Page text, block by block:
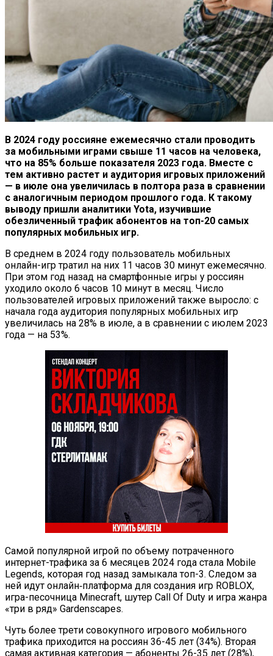
В 2024 году россияне ежемесячно стали проводить
за мобильными играми свыше 11 часов на человека,
что на 85% больше показателя 2023 года. Вместе с
тем активно растет и аудитория игровых приложений
— в июле она увеличилась в полтора раза в сравнении
с аналогичным периодом прошлого года. К такому
выводу пришли аналитики Yota, изучившие
обезличенный трафик абонентов на топ-20 самых
популярных мобильных игр.
В среднем в 2024 году пользователь мобильных
онлайн-игр тратил на них 11 часов 30 минут ежемесячно.
При этом год назад на смартфонные игры у россиян
уходило около 6 часов 10 минут в месяц. Число
пользователей игровых приложений также выросло: с
начала года аудитория популярных мобильных игр
увеличилась на 28% в июле, а в сравнении с июлем 2023
года — на 53%.
Самой популярной игрой по объему потраченного
интернет-трафика за 6 месяцев 2024 года стала Mobile
Legends, которая год назад замыкала топ-3. Следом за
ней идут онлайн‑платформа для создания игр ROBLOX,
игра-песочница Minecraft, шутер Call Of Duty и игра жанра
«три в ряд» Gardenscapes.
Чуть более трети совокупного игрового мобильного
трафика приходится на россиян 36-45 лет (34%). Вторая
самая активная категория — абоненты 26-35 лет (28%),